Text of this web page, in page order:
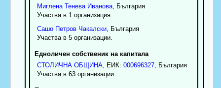
Миглена Тенева Иванова, България
Участва в 1 организация.
Сашо Петров Чакалски, България
Участва в 5 организации.
Едноличен собственик на капитала
СТОЛИЧНА ОБЩИНА, ЕИК: 000696327, България
Участва в 63 организации.